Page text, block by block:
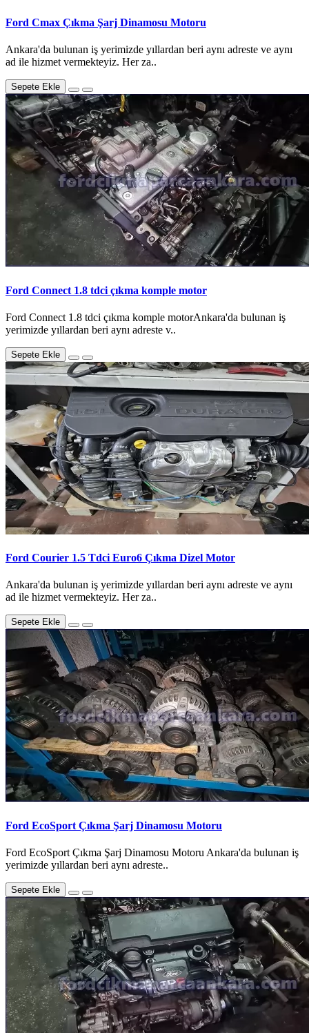
Ford Cmax Çıkma Şarj Dinamosu Motoru
Ankara'da bulunan iş yerimizde yıllardan beri aynı adreste ve aynı
ad ile hizmet vermekteyiz. Her za..
Sepete Ekle
Ford Connect 1.8 tdci çıkma komple motor
Ford Connect 1.8 tdci çıkma komple motorAnkara'da bulunan iş
yerimizde yıllardan beri aynı adreste v..
Sepete Ekle
Ford Courier 1.5 Tdci Euro6 Çıkma Dizel Motor
Ankara'da bulunan iş yerimizde yıllardan beri aynı adreste ve aynı
ad ile hizmet vermekteyiz. Her za..
Sepete Ekle
Ford EcoSport Çıkma Şarj Dinamosu Motoru
Ford EcoSport Çıkma Şarj Dinamosu Motoru Ankara'da bulunan iş
yerimizde yıllardan beri aynı adreste..
Sepete Ekle